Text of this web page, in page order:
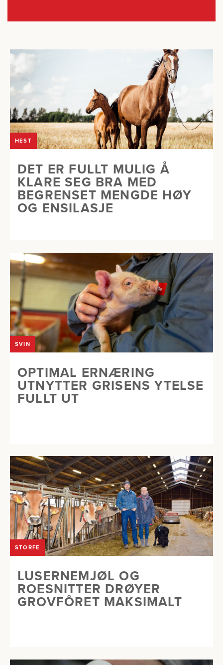
HEST
DET ER FULLT MULIG Å
KLARE SEG BRA MED
BEGRENSET MENGDE HØY
OG ENSILASJE
SVIN
OPTIMAL ERNÆRING
UTNYTTER GRISENS YTELSE
FULLT UT
STORFE
LUSERNEMJØL OG
ROESNITTER DRØYER
GROVFÔRET MAKSIMALT